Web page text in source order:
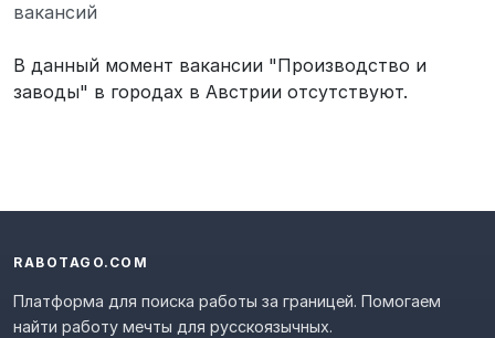
вакансий
В данный момент вакансии "Производство и
заводы" в городах в Австрии отсутствуют.
RABOTAGO.COM
Платформа для поиска работы за границей. Помогаем
найти работу мечты для русскоязычных.